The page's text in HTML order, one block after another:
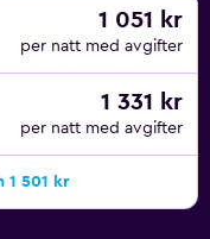
1 051 kr
per natt med avgifter
1 331 kr
per natt med avgifter
1 501 kr